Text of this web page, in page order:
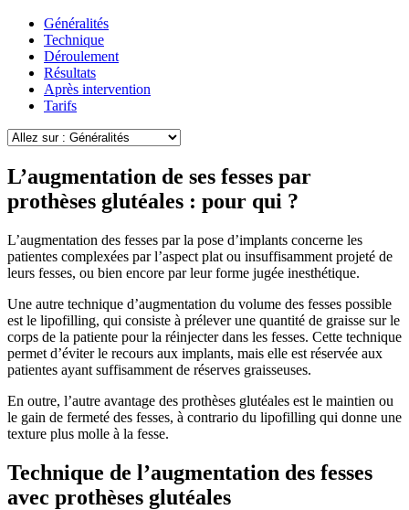
Généralités
Technique
Déroulement
Résultats
Après intervention
Tarifs
L’augmentation de ses fesses par
prothèses glutéales : pour qui ?
L’augmentation des fesses par la pose d’implants concerne les
patientes complexées par l’aspect plat ou insuffisamment projeté de
leurs fesses, ou bien encore par leur forme jugée inesthétique.
Une autre technique d’augmentation du volume des fesses possible
est le lipofilling, qui consiste à prélever une quantité de graisse sur le
corps de la patiente pour la réinjecter dans les fesses. Cette technique
permet d’éviter le recours aux implants, mais elle est réservée aux
patientes ayant suffisamment de réserves graisseuses.
En outre, l’autre avantage des prothèses glutéales est le maintien ou
le gain de fermeté des fesses, à contrario du lipofilling qui donne une
texture plus molle à la fesse.
Technique de l’augmentation des fesses
avec prothèses glutéales